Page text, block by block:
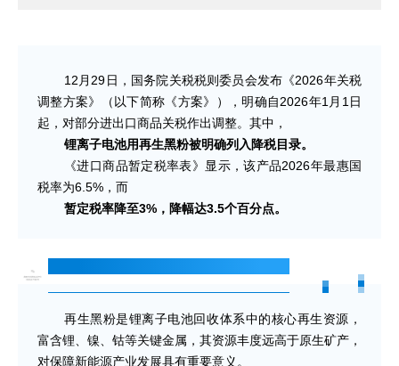
12月29日，国务院关税税则委员会发布《2026年关税
调整方案》（以下简称《方案》），明确自2026年1月1日
起，对部分进出口商品关税作出调整。其中，
锂离子电池用再生黑粉被明确列入降税目录。
《进口商品暂定税率表》显示，该产品2026年最惠国
税率为6.5%，而
暂定税率降至3%，降幅达3.5个百分点。
再生黑粉是锂离子电池回收体系中的核心再生资源，
富含锂、镍、钴等关键金属，其资源丰度远高于原生矿产，
对保障新能源产业发展具有重要意义。